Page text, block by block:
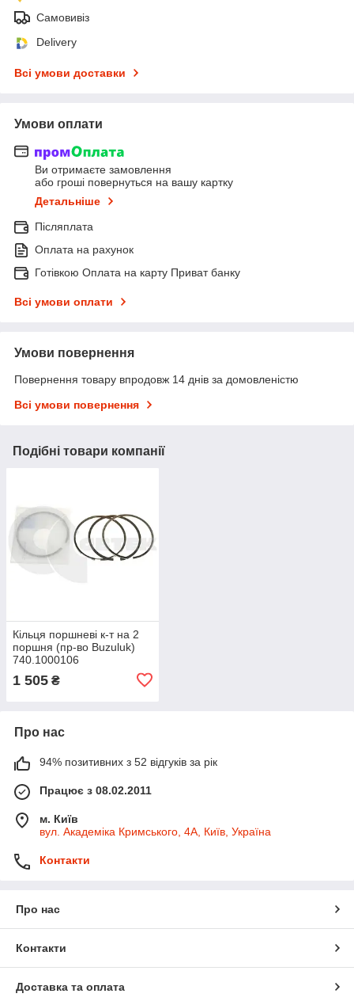
Самовивіз
Delivery
Всі умови доставки
Умови оплати
Ви отримаєте замовлення
або гроші повернуться на вашу картку
Детальніше
Післяплата
Оплата на рахунок
Готівкою Оплата на карту Приват банку
Всі умови оплати
Умови повернення
Повернення товару впродовж 14 днів за домовленістю
Всі умови повернення
Подібні товари компанії
Кільця поршневі к-т на 2
поршня (пр-во Buzuluk)
740.1000106
1 505 ₴
Про нас
94% позитивних з 52 відгуків за рік
Працює з 08.02.2011
м. Київ
вул. Академіка Кримського, 4А, Київ, Україна
Контакти
Про нас
Контакти
Доставка та оплата